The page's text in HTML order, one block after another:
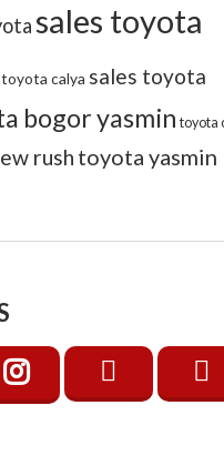
sales toyota
toyota calya sales toyota
bogor yasmin toyota
rush toyota yasmin